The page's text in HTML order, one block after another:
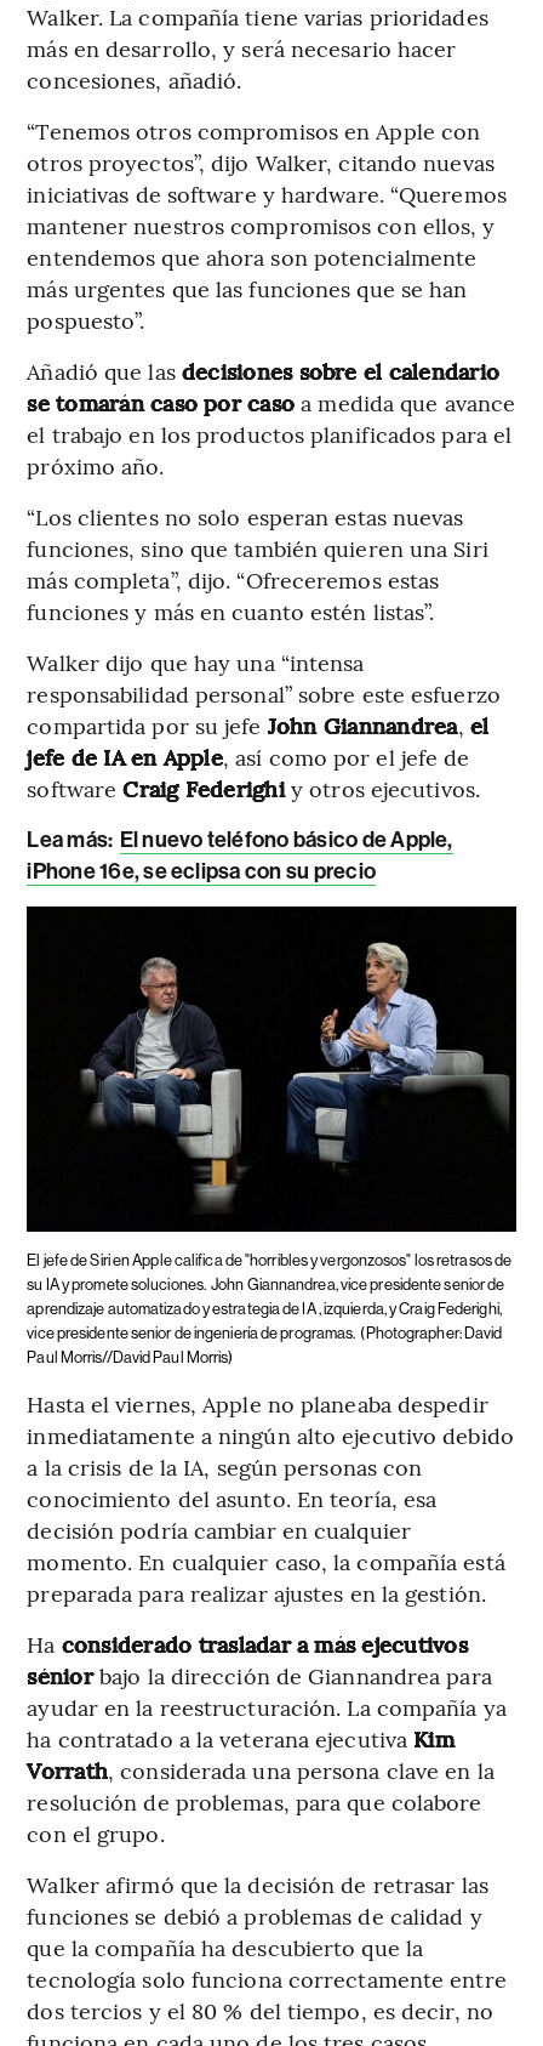
Walker. La compañía tiene varias prioridades
más en desarrollo, y será necesario hacer
concesiones, añadió.
“Tenemos otros compromisos en Apple con
otros proyectos”, dijo Walker, citando nuevas
iniciativas de software y hardware. “Queremos
mantener nuestros compromisos con ellos, y
entendemos que ahora son potencialmente
más urgentes que las funciones que se han
pospuesto”.
Añadió que las decisiones sobre el calendario
se tomarán caso por caso a medida que avance
el trabajo en los productos planificados para el
próximo año.
“Los clientes no solo esperan estas nuevas
funciones, sino que también quieren una Siri
más completa”, dijo. “Ofreceremos estas
funciones y más en cuanto estén listas”.
Walker dijo que hay una “intensa
responsabilidad personal” sobre este esfuerzo
compartida por su jefe John Giannandrea, el
jefe de IA en Apple, así como por el jefe de
softwareCraig Federighiy otros ejecutivos.
Lea más: El nuevo teléfono básico de Apple,
iPhone 16e, se eclipsa con su precio
El jefe de Siri en Apple califica de "horribles y vergonzosos" los retrasos de
su IA y promete soluciones. John Giannandrea, vice presidente senior de
aprendizaje automatizado y estrategia de IA , izquierda, y Craig Federighi,
vice presidente senior de ingeniería de programas. (Photographer: David
Paul Morris//David Paul Morris)
Hasta el viernes, Apple no planeaba despedir
inmediatamente a ningún alto ejecutivo debido
a la crisis de la IA, según personas con
conocimiento del asunto. En teoría, esa
decisión podría cambiar en cualquier
momento. En cualquier caso, la compañía está
preparada para realizar ajustes en la gestión.
Ha considerado trasladar a más ejecutivos
séniorbajo la dirección de Giannandrea para
ayudar en la reestructuración. La compañía ya
ha contratado a la veterana ejecutiva Kim
Vorrath, considerada una persona clave en la
resolución de problemas, para que colabore
con el grupo.
Walker afirmó que la decisión de retrasar las
funciones se debió a problemas de calidad y
que la compañía ha descubierto que la
tecnología solo funciona correctamente entre
dos tercios y el 80 % del tiempo, es decir, no